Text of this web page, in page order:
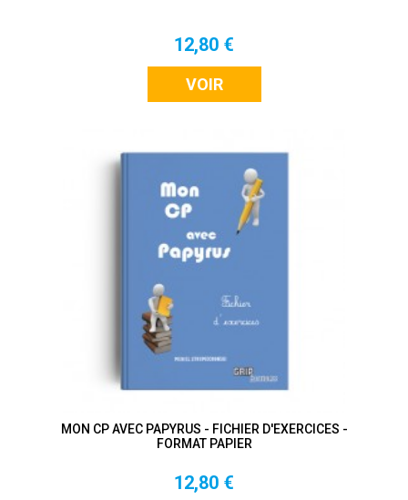
12,80 €
VOIR
MON CP AVEC PAPYRUS - FICHIER D'EXERCICES -
FORMAT PAPIER
12,80 €